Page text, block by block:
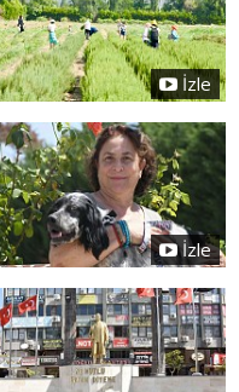
İzle
İzle